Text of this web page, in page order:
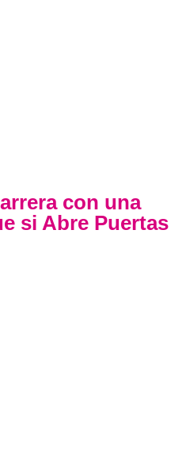
con una
si Abre Puertas